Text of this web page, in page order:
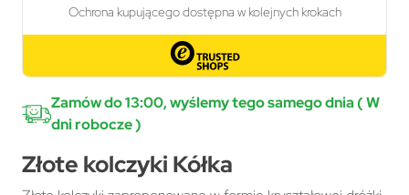
Zamów do 13:00, wyślemy tego samego dnia ( W
dni robocze )
Złote kolczyki Kółka